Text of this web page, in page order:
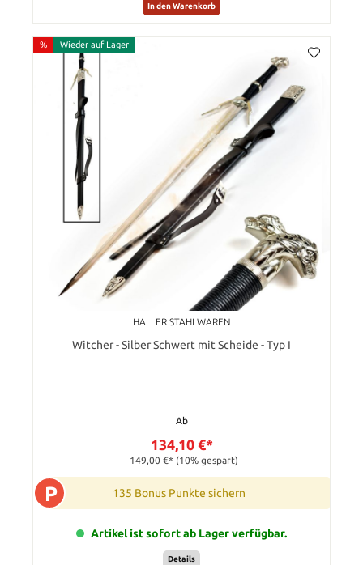
In den Warenkorb
% Wieder auf Lager
HALLER STAHLWAREN
Witcher - Silber Schwert mit Scheide - Typ I
Ab
134,10 €*
149,00 €* (10% gespart)
P 135 Bonus Punkte sichern
Artikel ist sofort ab Lager verfügbar.
Details